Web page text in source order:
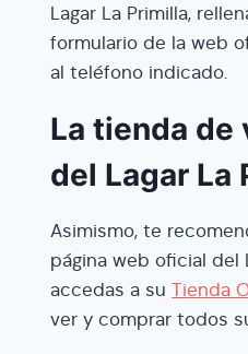
Lagar La Primilla,
formulario de la web
al teléfono indicado.
La tienda de
del Lagar La
Asimismo, te
página web oficial del
accedas a suTienda
ver y comprar todos